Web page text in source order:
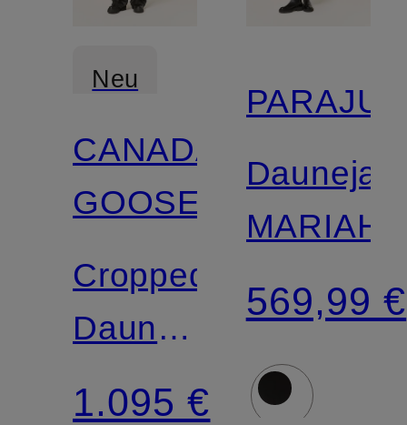
Neu
CANADA
GOOSE
Cropped-
Daunenjacke
GRANDVIEW
1.095 €
MARIAH
569,99 €